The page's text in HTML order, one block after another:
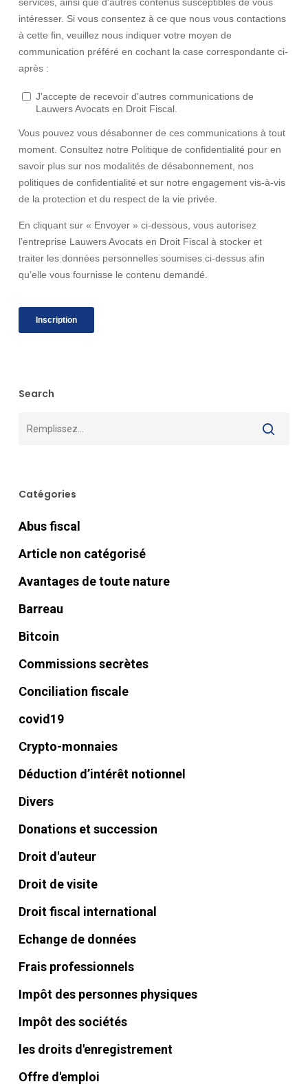
Search
Catégories
Abus fiscal
Article non catégorisé
Avantages de toute nature
Barreau
Bitcoin
Commissions secrètes
Conciliation fiscale
covid19
Crypto-monnaies
Déduction d’intérêt notionnel
Divers
Donations et succession
Droit d'auteur
Droit de visite
Droit fiscal international
Echange de données
Frais professionnels
Impôt des personnes physiques
Impôt des sociétés
les droits d'enregistrement
Offre d'emploi